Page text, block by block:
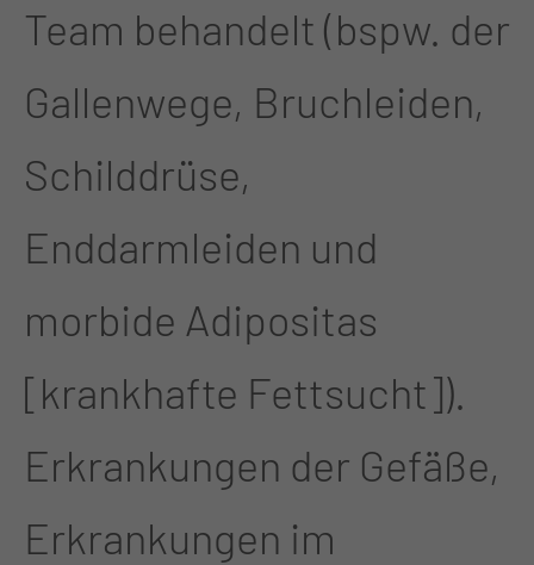
Team behandelt (bspw. der
Gallenwege, Bruchleiden,
Schilddrüse,
Enddarmleiden und
morbide Adipositas
[krankhafte Fettsucht]).
Erkrankungen der Gefäße,
Erkrankungen im